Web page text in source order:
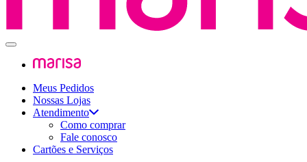
Meus Pedidos
Nossas Lojas
Atendimento
Como comprar
Fale conosco
Cartões e Serviços